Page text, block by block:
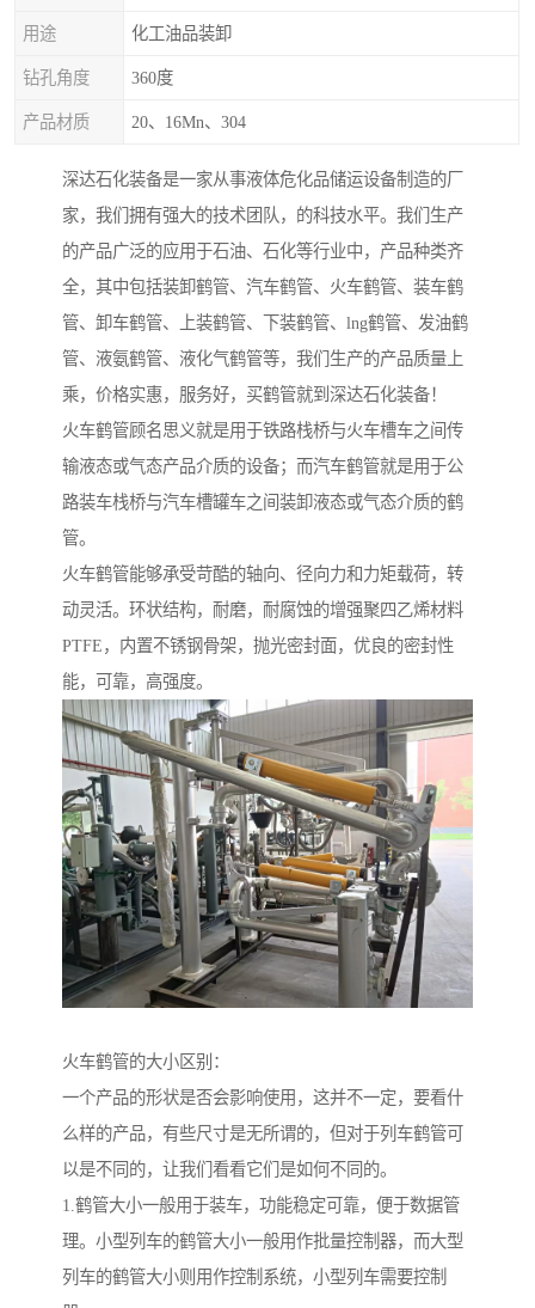
用途 化工油品装卸
钻孔角度 360度
产品材质 20、16Mn、304
深达石化装备是一家从事液体危化品储运设备制造的厂
家，我们拥有强大的技术团队，的科技水平。我们生产
的产品广泛的应用于石油、石化等行业中，产品种类齐
全，其中包括装卸鹤管、汽车鹤管、火车鹤管、装车鹤
管、卸车鹤管、上装鹤管、下装鹤管、lng鹤管、发油鹤
管、液氨鹤管、液化气鹤管等，我们生产的产品质量上
乘，价格实惠，服务好，买鹤管就到深达石化装备！
火车鹤管顾名思义就是用于铁路栈桥与火车槽车之间传
输液态或气态产品介质的设备；而汽车鹤管就是用于公
路装车栈桥与汽车槽罐车之间装卸液态或气态介质的鹤
管。
火车鹤管能够承受苛酷的轴向、径向力和力矩载荷，转
动灵活。环状结构，耐磨，耐腐蚀的增强聚四乙烯材料
PTFE，内置不锈钢骨架，抛光密封面，优良的密封性
能，可靠，高强度。
火车鹤管的大小区别：
一个产品的形状是否会影响使用，这并不一定，要看什
么样的产品，有些尺寸是无所谓的，但对于列车鹤管可
以是不同的，让我们看看它们是如何不同的。
1.鹤管大小一般用于装车，功能稳定可靠，便于数据管
理。小型列车的鹤管大小一般用作批量控制器，而大型
列车的鹤管大小则用作控制系统，小型列车需要控制